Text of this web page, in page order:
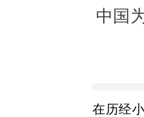
中国
在历经